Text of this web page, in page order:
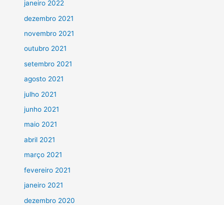
janeiro 2022
dezembro 2021
novembro 2021
outubro 2021
setembro 2021
agosto 2021
julho 2021
junho 2021
maio 2021
abril 2021
março 2021
fevereiro 2021
janeiro 2021
dezembro 2020